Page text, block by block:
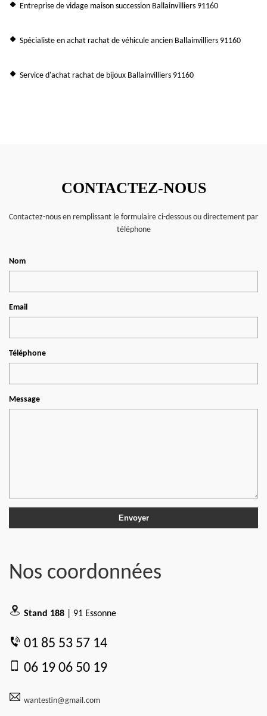
Entreprise de vidage maison succession Ballainvilliers 91160
Spécialiste en achat rachat de véhicule ancien Ballainvilliers 91160
Service d'achat rachat de bijoux Ballainvilliers 91160
CONTACTEZ-NOUS
Contactez-nous en remplissant le formulaire ci-dessous ou directement par
téléphone
Nom
Email
Téléphone
Message
Nos coordonnées
Stand 188 | 91 Essonne
01 85 53 57 14
06 19 06 50 19
wantestin@gmail.com